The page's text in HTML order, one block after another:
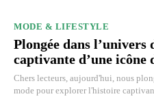
MODE & LIFESTYLE
Plongée dans
captivante d’une icône
Chers lecteurs, aujourd'hui, nous
mode pour explorer l'histoire